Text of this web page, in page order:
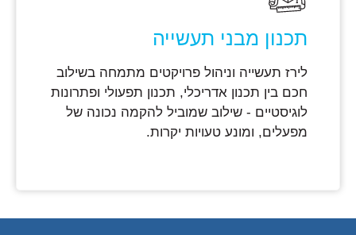
תכנון מבני תעשייה
לירז תעשייה וניהול פרויקטים מתמחה בשילוב
חכם בין תכנון אדריכלי, תכנון תפעולי ופתרונות
לוגיסטיים - שילוב שמוביל להקמה נכונה של
מפעלים, ומונע טעויות יקרות.